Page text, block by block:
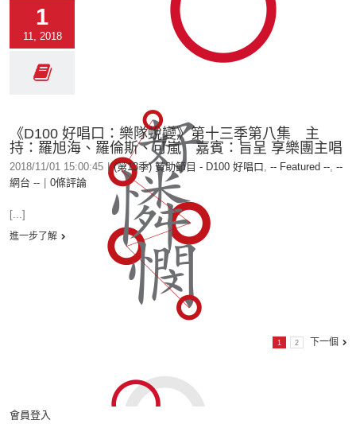
1
11, 2018
《D100 好唱口：樂隊蛻變》第十三季第八集 主
持：羅旭海、羅倫斯、可嵐 嘉賓：旨呈 享樂團主唱
2018/11/01 15:00:45 | (第13季) 贊助節目 - D100 好唱口, -- Featured --, --
網台 --
0條評論
[...]
進一步了解
1 2 下一個
會員登入